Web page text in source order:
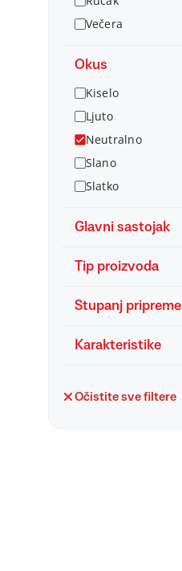
Večera
Okus
Kiselo
Ljuto
Neutralno
Slano
Slatko
Glavni sastojak
Tip proizvoda
Stupanj pripreme
Karakteristike
Očistite sve filtere